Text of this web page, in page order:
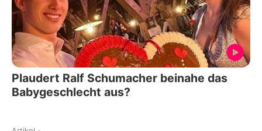
Plaudert Ralf Schumacher beinahe das
Babygeschlecht aus?